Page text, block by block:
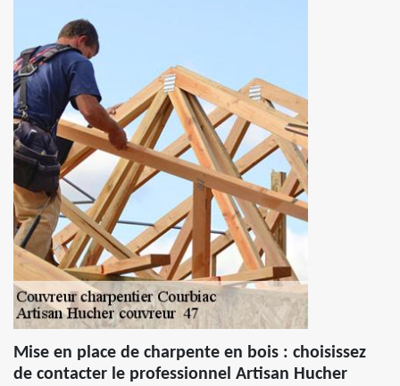
Mise en place de charpente en bois : choisissez
de contacter le professionnel Artisan Hucher